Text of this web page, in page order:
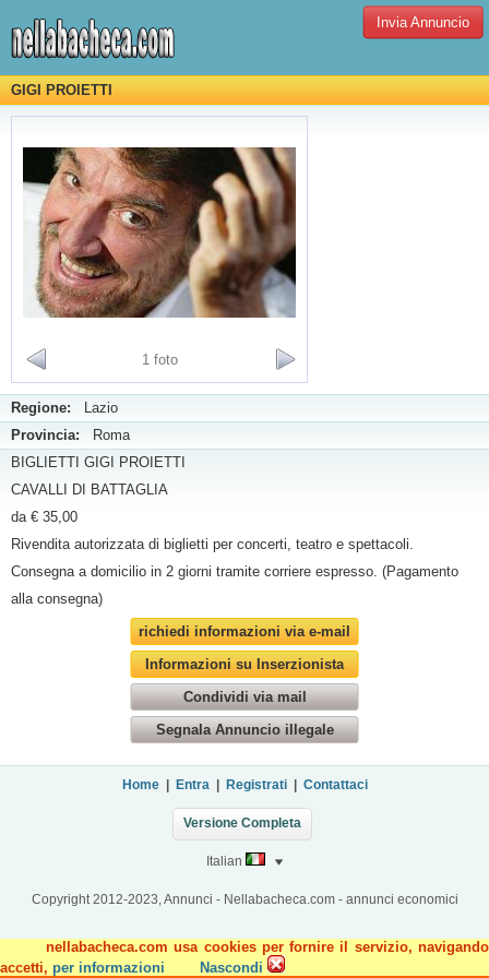
nellabacheca.com usa cookies per fornire il servizio, navigando
accetti, per informazioni Nascondi
Invia Annuncio
GIGI PROIETTI
1 foto
Regione: Lazio
Provincia: Roma
BIGLIETTI GIGI PROIETTI
CAVALLI DI BATTAGLIA
da € 35,00
Rivendita autorizzata di biglietti per concerti, teatro e spettacoli.
Consegna a domicilio in 2 giorni tramite corriere espresso. (Pagamento
alla consegna)
richiedi informazioni via e-mail
Informazioni su Inserzionista
Condividi via mail
Segnala Annuncio illegale
Home| Entra Registrati| Contattaci
Versione Completa
Italian
Copyright 2012-2023, Annunci - Nellabacheca.com - annunci economici